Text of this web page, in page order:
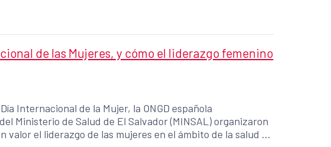
de las Mujeres, y cómo el liderazgo femenino
Internacional de la Mujer, la ONGD española
Ministerio de Salud de El Salvador (MINSAL) organizaron
valor el liderazgo de las mujeres en el ámbito de la salud y